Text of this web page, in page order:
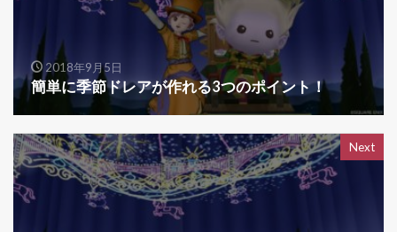
2018年9月5日
簡単に季節ドレアが作れる3つのポイント！
Next